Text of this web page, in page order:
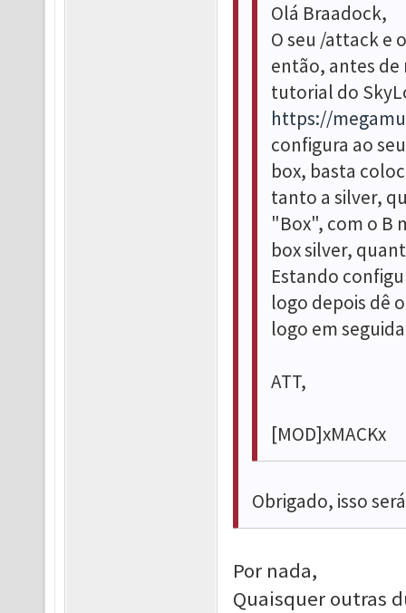
Olá Braadock,
O seu /attack e
então, antes de
tutorial do
https://
configura ao
box, basta
tanto a silver,
"Box", com o B
box silver,
Estando
logo depois dê
logo em
ATT,
[MOD]xMACKx
Obrigado, isso
Por nada,
Quaisquer outras